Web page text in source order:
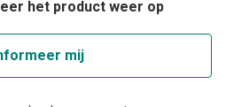
het product weer op
mij